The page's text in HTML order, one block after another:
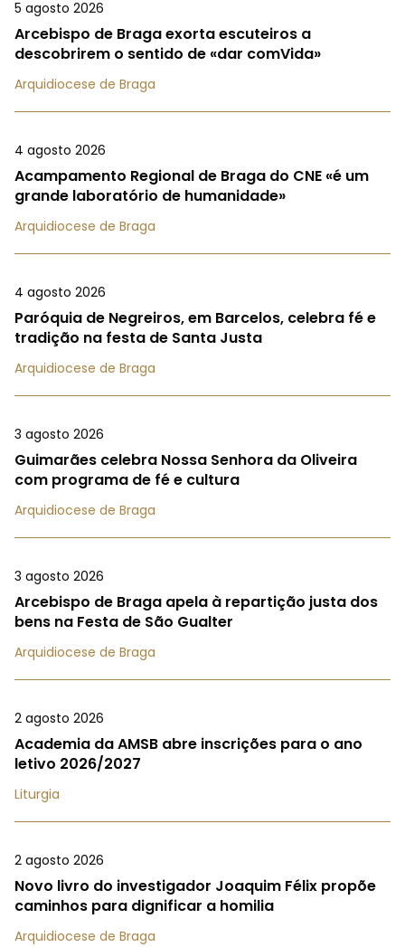
5 agosto 2026
Arcebispo de Braga exorta escuteiros a
descobrirem o sentido de «dar comVida»
Arquidiocese de Braga
4 agosto 2026
Acampamento Regional de Braga do CNE «é um
grande laboratório de humanidade»
Arquidiocese de Braga
4 agosto 2026
Paróquia de Negreiros, em Barcelos, celebra fé e
tradição na festa de Santa Justa
Arquidiocese de Braga
3 agosto 2026
Guimarães celebra Nossa Senhora da Oliveira
com programa de fé e cultura
Arquidiocese de Braga
3 agosto 2026
Arcebispo de Braga apela à repartição justa dos
bens na Festa de São Gualter
Arquidiocese de Braga
2 agosto 2026
Academia da AMSB abre inscrições para o ano
letivo 2026/2027
Liturgia
2 agosto 2026
Novo livro do investigador Joaquim Félix propõe
caminhos para dignificar a homilia
Arquidiocese de Braga